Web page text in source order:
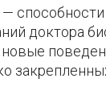
доктора
новые